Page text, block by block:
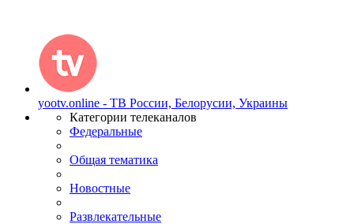
yootv.online - ТВ России, Белорусии, Украины
Категории телеканалов
Федеральные
Общая тематика
Новостные
Развлекательные